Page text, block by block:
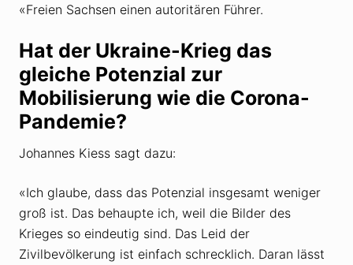
«Freien Sachsen einen autoritären Führer.
Hat der Ukraine-Krieg das
gleiche Potenzial zur
Mobilisierung wie die Corona-
Pandemie?
Johannes Kiess sagt dazu:
«Ich glaube, dass das Potenzial insgesamt weniger
groß ist. Das behaupte ich, weil die Bilder des
Krieges so eindeutig sind. Das Leid der
Zivilbevölkerung ist einfach schrecklich. Daran lässt